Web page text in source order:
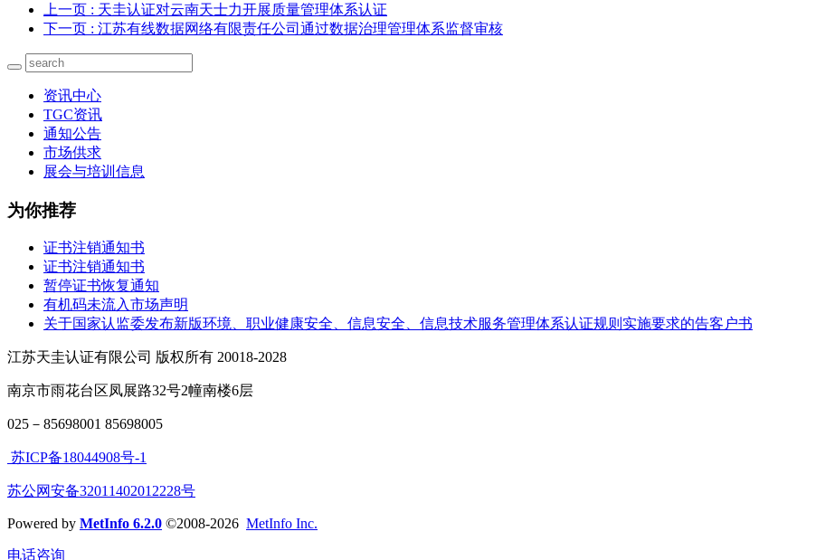
上一页 : 天圭认证对云南天士力开展质量管理体系认证
下一页 : 江苏有线数据网络有限责任公司通过数据治理管理体系监督审核
资讯中心
TGC资讯
通知公告
市场供求
展会与培训信息
为你推荐
证书注销通知书
证书注销通知书
暂停证书恢复通知
有机码未流入市场声明
关于国家认监委发布新版环境、职业健康安全、信息安全、信息技术服务管理体系认证规则实施要求的告客户书
江苏天圭认证有限公司 版权所有 20018-2028
南京市雨花台区凤展路32号2幢南楼6层
025－85698001 85698005
苏ICP备18044908号-1
苏公网安备32011402012228号
Powered by MetInfo 6.2.0 ©2008-2026 MetInfo Inc.
电话咨询